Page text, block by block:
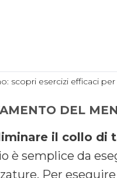
scopri esercizi efficaci
DEL
il collo di
è semplice da
Per